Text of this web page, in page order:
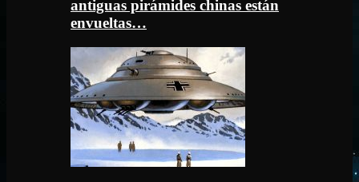
antiguas pirámides chinas están
envueltas…